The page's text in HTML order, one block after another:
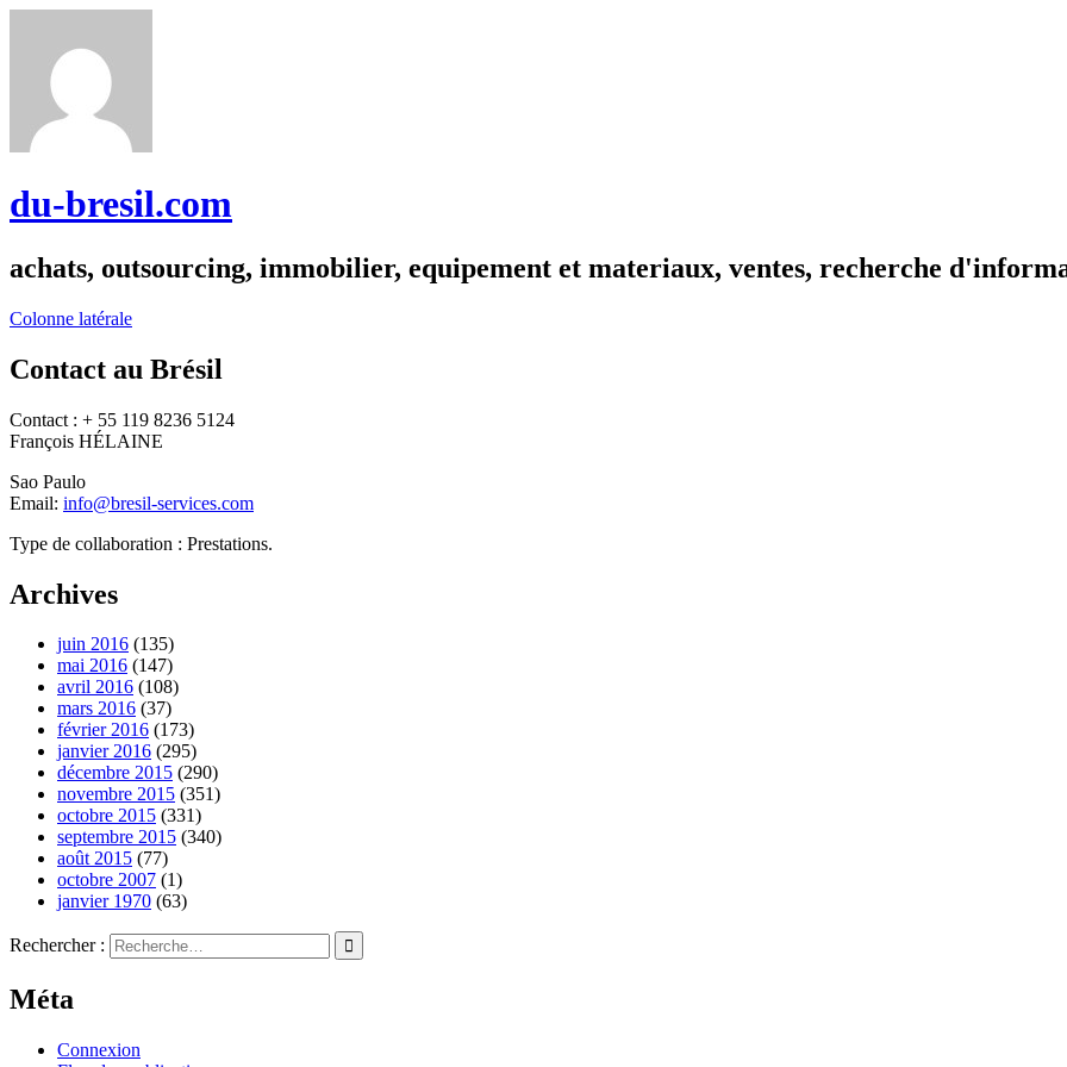
du-bresil.com
achats, outsourcing, immobilier, equipement et materiaux, ventes, recherche
Colonne latérale
Contact au Brésil
Contact : + 55 119 8236 5124
François HÉLAINE
Sao Paulo
Email: info@bresil-services.com
Type de collaboration : Prestations.
Archives
juin 2016 (135)
mai 2016 (147)
avril 2016 (108)
mars 2016 (37)
février 2016 (173)
janvier 2016 (295)
décembre 2015 (290)
novembre 2015 (351)
octobre 2015 (331)
septembre 2015 (340)
août 2015 (77)
octobre 2007 (1)
janvier 1970 (63)
Rechercher :
Méta
Connexion